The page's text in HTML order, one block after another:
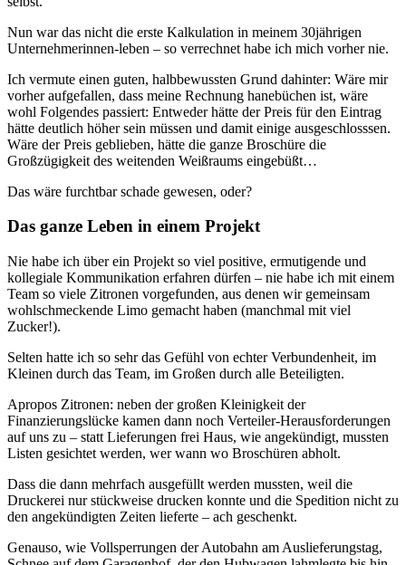
Nun war das nicht die erste Kalkulation in meinem 30jährigen
Unternehmerinnen-leben – so verrechnet habe ich mich vorher nie.
Ich vermute einen guten, halbbewussten Grund dahinter: Wäre mir
vorher aufgefallen, dass meine Rechnung hanebüchen ist, wäre
wohl Folgendes passiert: Entweder hätte der Preis für den Eintrag
hätte deutlich höher sein müssen und damit einige ausgeschlosssen.
Wäre der Preis geblieben, hätte die ganze Broschüre die
Großzügigkeit des weitenden Weißraums eingebüßt…
Das wäre furchtbar schade gewesen, oder?
Das ganze Leben in einem Projekt
Nie habe ich über ein Projekt so viel positive, ermutigende und
kollegiale Kommunikation erfahren dürfen – nie habe ich mit einem
Team so viele Zitronen vorgefunden, aus denen wir gemeinsam
wohlschmeckende Limo gemacht haben (manchmal mit viel
Zucker!).
Selten hatte ich so sehr das Gefühl von echter Verbundenheit, im
Kleinen durch das Team, im Großen durch alle Beteiligten.
Apropos Zitronen: neben der großen Kleinigkeit der
Finanzierungslücke kamen dann noch Verteiler-Herausforderungen
auf uns zu – statt Lieferungen frei Haus, wie angekündigt, mussten
Listen gesichtet werden, wer wann wo Broschüren abholt.
Dass die dann mehrfach ausgefüllt werden mussten, weil die
Druckerei nur stückweise drucken konnte und die Spedition nicht zu
den angekündigten Zeiten lieferte – ach geschenkt.
Genauso, wie Vollsperrungen der Autobahn am Auslieferungstag,